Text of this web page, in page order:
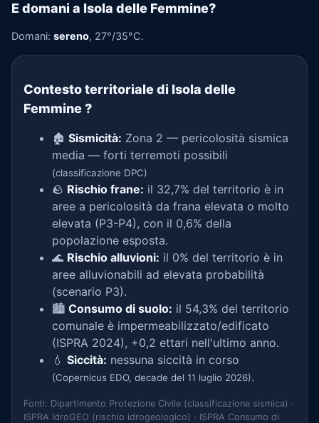
E domani a Isola delle Femmine?
Domani: sereno, 27°/35°C.
Contesto territoriale di Isola delle
Femmine?
🏚️ Sismicità: Zona 2 — pericolosità sismica
media — forti terremoti possibili
(classificazione DPC)
🪨 Rischio frane: il 32,7% del territorio è in
aree a pericolosità da frana elevata o molto
elevata (P3-P4), con il 0,6% della
popolazione esposta.
🌊 Rischio alluvioni: il 0% del territorio è in
aree alluvionabili ad elevata probabilità
(scenario P3).
🏙️ Consumo di suolo: il 54,3% del territorio
comunale è impermeabilizzato/edificato
(ISPRA 2024), +0,2 ettari nell'ultimo anno.
💧 Siccità: nessuna siccità in corso
(Copernicus EDO, decade del 11 luglio 2026).
Fonti: Dipartimento Protezione Civile (classificazione sismica) ·
ISPRA IdroGEO (rischio idrogeologico) · ISPRA Consumo di